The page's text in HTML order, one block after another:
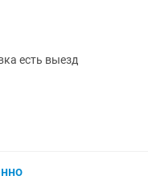
есть выезд